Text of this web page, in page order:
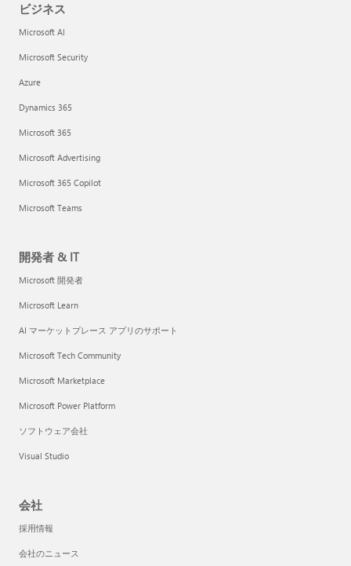
ビジネス
Microsoft AI
Microsoft Security
Azure
Dynamics 365
Microsoft 365
Microsoft Advertising
Microsoft 365 Copilot
Microsoft Teams
開発者 & IT
Microsoft 開発者
Microsoft Learn
AI マーケットプレース アプリのサポート
Microsoft Tech Community
Microsoft Marketplace
Microsoft Power Platform
ソフトウェア会社
Visual Studio
会社
採用情報
会社のニュース